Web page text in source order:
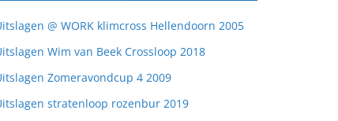
@ WORK klimcross Hellendoorn 2005
Wim van Beek Crossloop 2018
Zomeravondcup 4 2009
stratenloop rozenbur 2019